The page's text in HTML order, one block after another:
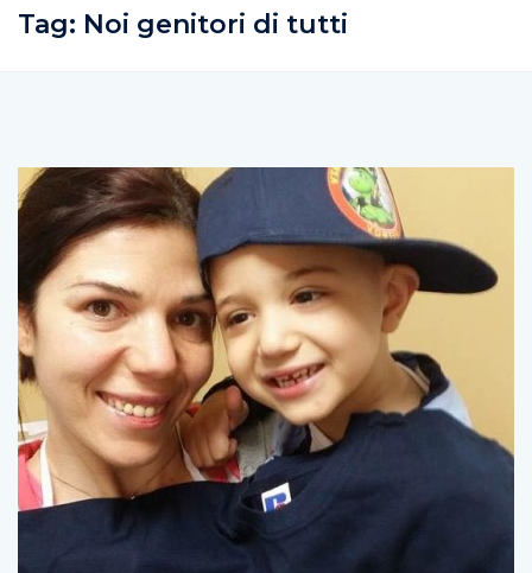
Tag: Noi genitori di tutti